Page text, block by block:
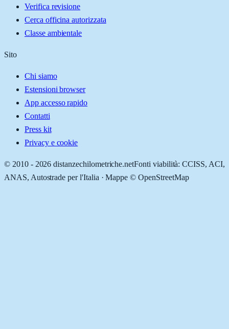
Verifica revisione
Cerca officina autorizzata
Classe ambientale
Sito
Chi siamo
Estensioni browser
App accesso rapido
Contatti
Press kit
Privacy e cookie
© 2010 - 2026 distanzechilometriche.netFonti viabilità: CCISS, ACI,
ANAS, Autostrade per l'Italia · Mappe © OpenStreetMap